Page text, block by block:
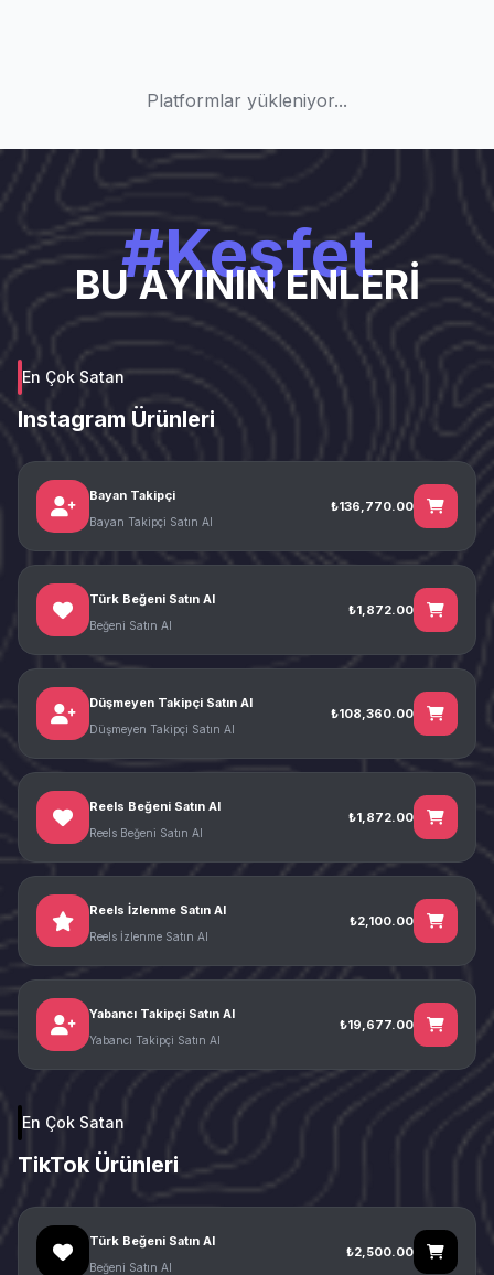
Platformlar yükleniyor...
#Keşfet
BU AYININ ENLERİ
En Çok Satan
Instagram Ürünleri
Bayan Takipçi
Bayan Takipçi Satın Al
₺136,770.00
Türk Beğeni Satın Al
Beğeni Satın Al
₺1,872.00
Düşmeyen Takipçi Satın Al
Düşmeyen Takipçi Satın Al
₺108,360.00
Reels Beğeni Satın Al
Reels Beğeni Satın Al
₺1,872.00
Reels İzlenme Satın Al
Reels İzlenme Satın Al
₺2,100.00
Yabancı Takipçi Satın Al
Yabancı Takipçi Satın Al
₺19,677.00
En Çok Satan
TikTok Ürünleri
Türk Beğeni Satın Al
Beğeni Satın Al
₺2,500.00